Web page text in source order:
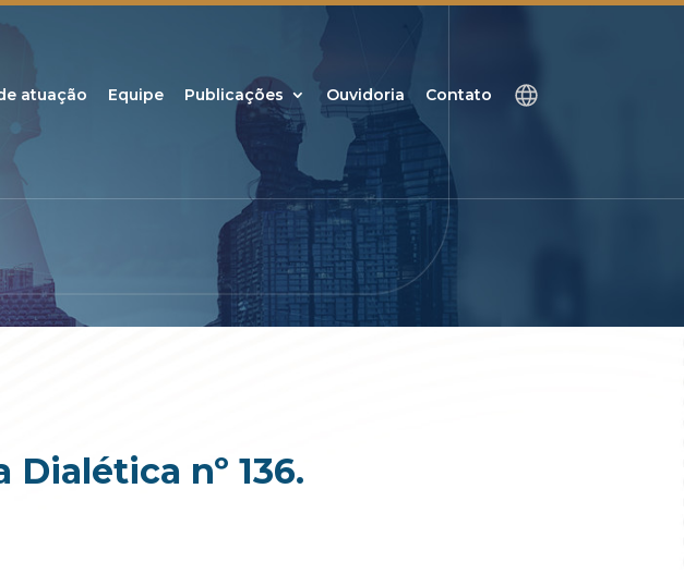
atuação Equipe Publicações Ouvidoria Contato
nº 136.